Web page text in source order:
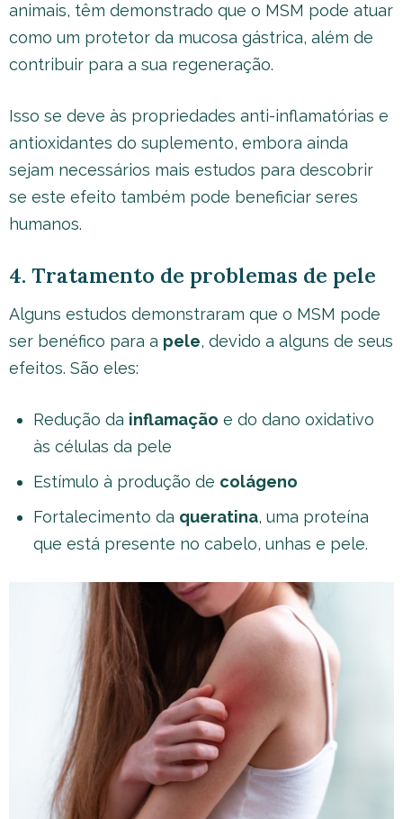
animais, têm demonstrado que o MSM pode atuar
como um protetor da mucosa gástrica, além de
contribuir para a sua regeneração.
Isso se deve às propriedades anti-inflamatórias e
antioxidantes do suplemento, embora ainda
sejam necessários mais estudos para descobrir
se este efeito também pode beneficiar seres
humanos.
4. Tratamento de problemas de pele
Alguns estudos demonstraram que o MSM pode
ser benéfico para a pele, devido a alguns de seus
efeitos. São eles:
Redução da inflamação e do dano oxidativo
às células da pele
Estímulo à produção de colágeno
Fortalecimento da queratina, uma proteína
que está presente no cabelo, unhas e pele.